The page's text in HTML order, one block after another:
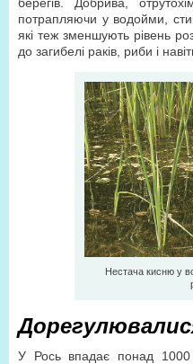
потрапляючи у водойми,
які теж зменшують рівень
до загибелі раків, риби і
Нестача кисню у
У Рось впадає понад